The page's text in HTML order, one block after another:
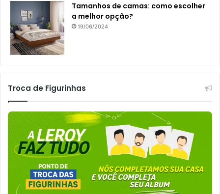
Tamanhos de camas: como escolher
a melhor opção?
19/06/2024
Troca de Figurinhas